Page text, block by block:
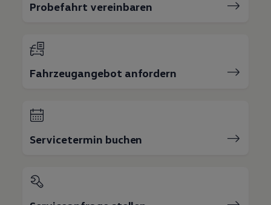
Probefahrt vereinbaren
Fahrzeugangebot anfordern
Servicetermin buchen